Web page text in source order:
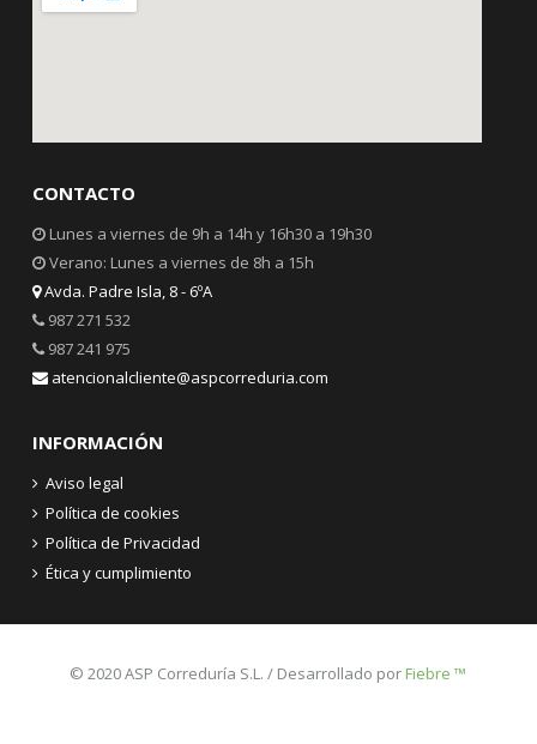
CONTACTO
Lunes a viernes de 9h a 14h y 16h30 a 19h30
Verano: Lunes a viernes de 8h a 15h
Avda. Padre Isla, 8 - 6ºA
987 271 532
987 241 975
atencionalcliente@aspcorreduria.com
INFORMACIÓN
Aviso legal
Política de cookies
Política de Privacidad
Ética y cumplimiento
© 2020 ASP Correduría S.L. / Desarrollado porFiebre ™